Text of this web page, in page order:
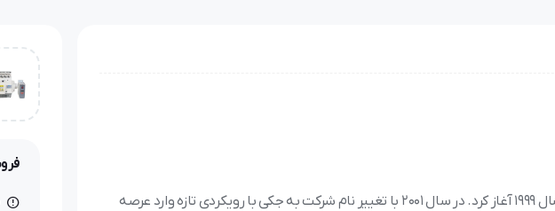
شرکت تولید کننده این محصول چرخ خیاطی صنعتی کار خود را از سال 1999 آغاز کرد. در سال 2001 با تغییر نام شرکت به جکی با رویکردی تازه وارد عرصه